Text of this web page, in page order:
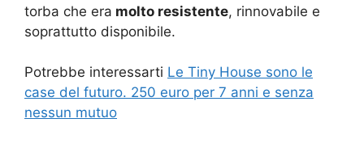
torba che era molto resistente, rinnovabile e
soprattutto disponibile.
Potrebbe interessarti Le Tiny House sono le
case del futuro. 250 euro per 7 anni e senza
nessun mutuo